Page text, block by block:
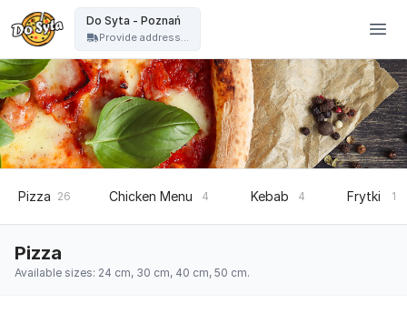
Do Syta - Poznań
Provide address...
Pizza 26 Chicken Menu 4 Kebab 4 Frytki 1
Pizza
Available sizes: 24 cm, 30 cm, 40 cm, 50 cm.